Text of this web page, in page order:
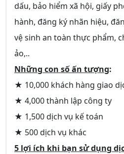
dấu, bảo hiểm xã hội, giấy
hành, đăng ký nhãn hiệu,
vệ sinh an toàn thực phẩm,
ảo,..
Những con số ấn tượng:
★ 10,000 khách hàng giao
★ 4,000 thành lập công ty
★ 1,500 dịch vụ kế toán
★ 500 dịch vụ khác
5 lợi ích khi bạn sử dụng